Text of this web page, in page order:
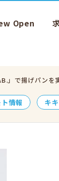
Open
」で揚げパンを
情報 キ